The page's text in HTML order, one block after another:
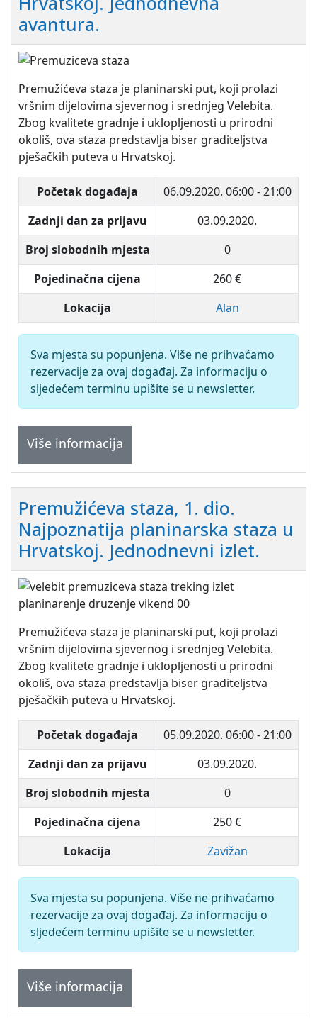
avantura.
Premužićeva staza je planinarski put, koji prolazi
vršnim dijelovima sjevernog i srednjeg Velebita.
Zbog kvalitete gradnje i uklopljenosti u prirodni
okoliš, ova staza predstavlja biser graditeljstva
pješačkih puteva u Hrvatskoj.
Početak događaja 06.09.2020. 06:00 - 21:00
Zadnji dan za prijavu
03.09.2020.
Broj slobodnih mjesta
0
Pojedinačna cijena
260 €
Lokacija
Alan
Sva mjesta su popunjena. Više ne prihvaćamo
rezervacije za ovaj događaj. Za informaciju o
sljedećem terminu upišite se u newsletter.
Više informacija
Premužićeva staza, 1. dio.
Najpoznatija planinarska staza u
Hrvatskoj. Jednodnevni izlet.
Premužićeva staza je planinarski put, koji prolazi
vršnim dijelovima sjevernog i srednjeg Velebita.
Zbog kvalitete gradnje i uklopljenosti u prirodni
okoliš, ova staza predstavlja biser graditeljstva
pješačkih puteva u Hrvatskoj.
Početak događaja 05.09.2020. 06:00 - 21:00
Zadnji dan za prijavu
03.09.2020.
Broj slobodnih mjesta
0
Pojedinačna cijena
250 €
Lokacija
Zavižan
Sva mjesta su popunjena. Više ne prihvaćamo
rezervacije za ovaj događaj. Za informaciju o
sljedećem terminu upišite se u newsletter.
Više informacija